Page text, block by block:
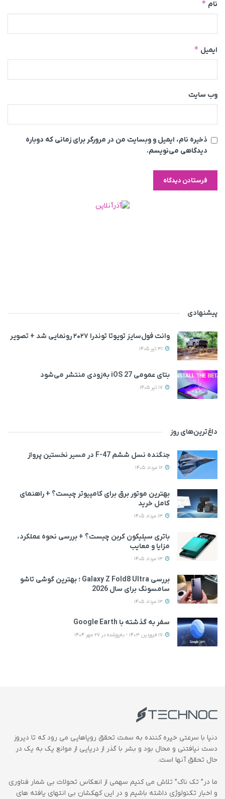
نام *
ایمیل *
وب‌ سایت
ذخیره نام، ایمیل و وبسایت من در مرورگر برای زمانی که دوباره
دیدگاهی می‌نویسم.
پیشنهادی
وانت فول‌سایز تویوتا توندرا ۲۰۲۷ رونمایی شد + تصویر
بتای عمومی iOS 27 به‌زودی منتشر می‌شود
داغ‌ترین‌های روز
جنگنده نسل ششم F-47 در مسیر نخستین پرواز
بهترین موتور برق برای کامپیوتر چیست؟ + راهنمای
کامل خرید
باتری سیلیکون کربن چیست؟ + بررسی نحوه عملکرد،
مزایا و معایب
بررسی Galaxy Z Fold8 Ultra ؛ بهترین گوشی تاشو
سامسونگ برای سال 2026
سفر به گذشته با Google Earth
دنیا با سرعتی خیره کننده به سمت تحقق رویاهایی می رود که تا دیروز
دست نیافتنی و محال بود و بشر با گذر از دریایی از موانع یک به یک در
حال تحقق آنها است.
ما در” تک ناک” تلاش می کنیم سهمی از انعکاس تحولات بی شمار فناوری
و اخبار تکنولوژی داشته باشیم و در این کهکشان بی انتهای یافته های